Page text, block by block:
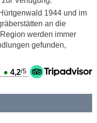
1944 und im
an die
werden immer
gefunden,
● 4,2/5